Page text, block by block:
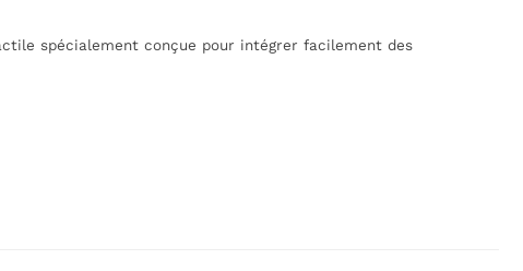
spécialement conçue pour intégrer facilement des